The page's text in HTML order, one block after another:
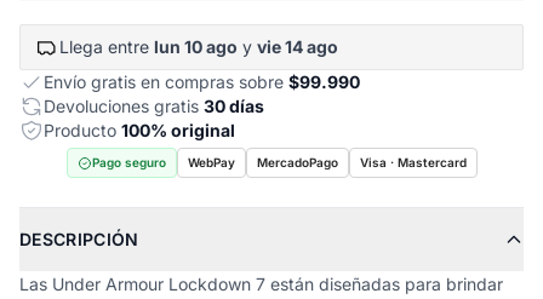
Llega entre lun 10 ago y vie 14 ago
Envío gratis en compras sobre $99.990
Devoluciones gratis 30 días
Producto 100% original
Pago seguro WebPay MercadoPago Visa · Mastercard
DESCRIPCIÓN
Las Under Armour Lockdown 7 están diseñadas para brindar